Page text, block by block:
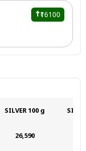
₹16100
SILVER 100 g
₹26,590